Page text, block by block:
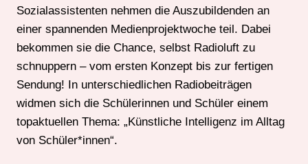
Sozialassistenten nehmen die Auszubildenden an
einer spannenden Medienprojektwoche teil. Dabei
bekommen sie die Chance, selbst Radioluft zu
schnuppern – vom ersten Konzept bis zur fertigen
Sendung! In unterschiedlichen Radiobeiträgen
widmen sich die Schülerinnen und Schüler einem
topaktuellen Thema: „Künstliche Intelligenz im Alltag
von Schüler*innen“.